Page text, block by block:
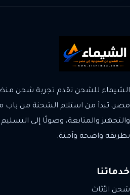
الشيماء للشحن تقدم تجربة شحن
مصر، تبدأ من استلام الشحنة من باب
والتجهيز والمتابعة، وصولًا إلى
بطريقة واضحة وآمنة.
خدماتنا
شحن الأثاث